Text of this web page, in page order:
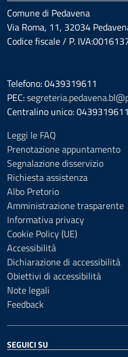
Comune di Pedavena
Via Roma, 11, 32034
Codice fiscale / P.
Telefono: 0439319611
PEC:
Centralino unico: 0439319611
Leggi le FAQ
Prenotazione appuntamento
Segnalazione disservizio
Richiesta assistenza
Albo Pretorio
Amministrazione trasparente
Informativa privacy
Cookie Policy (UE)
Accessibilità
Dichiarazione di accessibilità
Obiettivi di accessibilità
Note legali
Feedback
SEGUICI SU